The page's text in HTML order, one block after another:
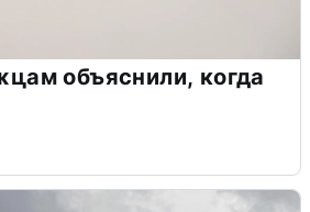
объяснили, когда